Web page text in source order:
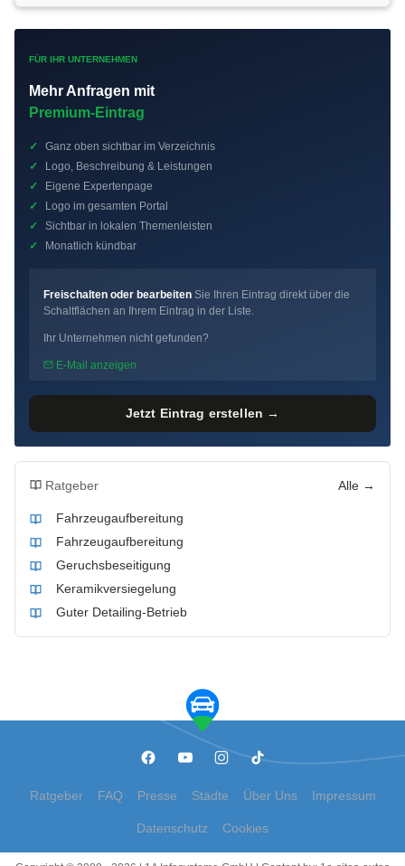
FÜR IHR UNTERNEHMEN
Mehr Anfragen mit
Premium-Eintrag
✓
Ganz oben sichtbar im Verzeichnis
✓
Logo, Beschreibung & Leistungen
✓
Eigene Expertenpage
✓
Logo im gesamten Portal
✓
Sichtbar in lokalen Themenleisten
✓
Monatlich kündbar
Freischalten oder bearbeiten Sie Ihren Eintrag direkt über die
Schaltflächen an Ihrem Eintrag in der Liste.
Ihr Unternehmen nicht gefunden?
E-Mail anzeigen
Jetzt Eintrag erstellen →
Ratgeber Alle →
Fahrzeugaufbereitung
Fahrzeugaufbereitung
Geruchsbeseitigung
Keramikversiegelung
Guter Detailing-Betrieb
Ratgeber FAQ Presse Städte Über Uns Impressum
Datenschutz Cookies